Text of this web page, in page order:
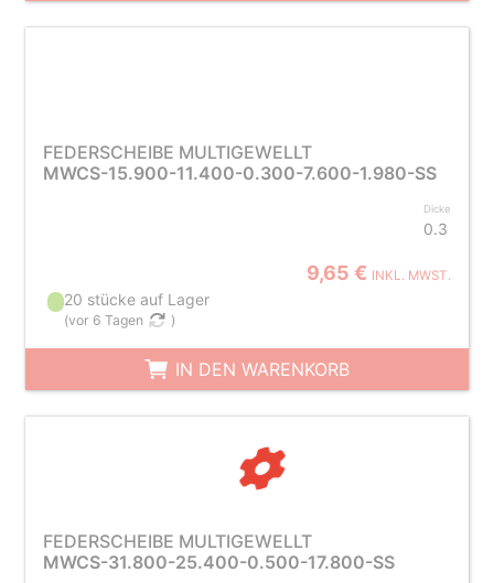
FEDERSCHEIBE MULTIGEWELLT
MWCS-15.900-11.400-0.300-7.600-1.980-SS
Dicke
0.3
9,65 € INKL. MWST.
20 stücke auf Lager
(vor 6 Tagen )
IN DEN WARENKORB
FEDERSCHEIBE MULTIGEWELLT
MWCS-31.800-25.400-0.500-17.800-SS